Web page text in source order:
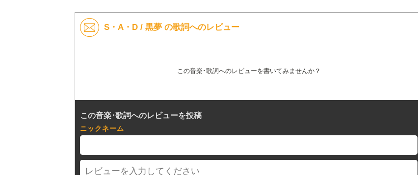
S・A・D / 黒夢 の歌詞へのレビュー
この音楽･歌詞へのレビューを書いてみませんか？
この音楽･歌詞へのレビューを投稿
ニックネーム